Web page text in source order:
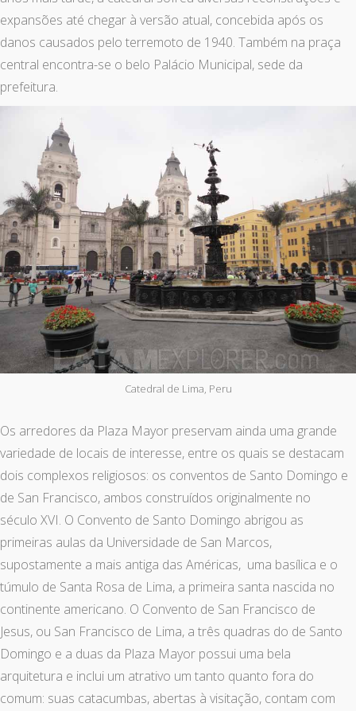
expansões até chegar à versão atual, concebida após os
danos causados pelo terremoto de 1940. Também na praça
central encontra-se o belo Palácio Municipal, sede da
prefeitura.
Catedral de Lima, Peru
Os arredores da Plaza Mayor preservam ainda uma grande
variedade de locais de interesse, entre os quais se destacam
dois complexos religiosos: os conventos de Santo Domingo e
de San Francisco, ambos construídos originalmente no
século XVI. O Convento de Santo Domingo abrigou as
primeiras aulas da Universidade de San Marcos,
supostamente a mais antiga das Américas, uma basílica e o
túmulo de Santa Rosa de Lima, a primeira santa nascida no
continente americano. O Convento de San Francisco de
Jesus, ou San Francisco de Lima, a três quadras do de Santo
Domingo e a duas da Plaza Mayor possui uma bela
arquitetura e inclui um atrativo um tanto quanto fora do
comum: suas catacumbas, abertas à visitação, contam com